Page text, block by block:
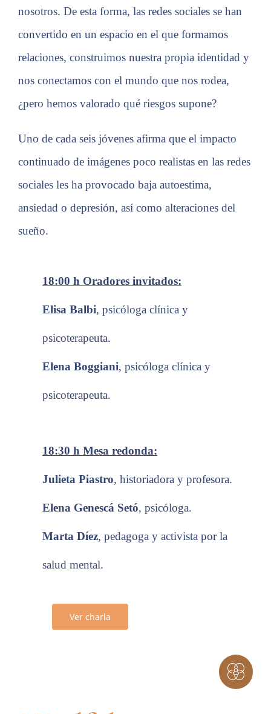
nosotros. De esta forma, las redes sociales se han
convertido en un espacio en el que formamos
relaciones, construimos nuestra propia identidad y
nos conectamos con el mundo que nos rodea,
¿pero hemos valorado qué riesgos supone?
Uno de cada seis jóvenes afirma que el impacto
continuado de imágenes poco realistas en las redes
sociales les ha provocado baja autoestima,
ansiedad o depresión, así como alteraciones del
sueño.
18:00 h Oradores invitados:
Elisa Balbi, psicóloga clínica y
psicoterapeuta.
Elena Boggiani, psicóloga clínica y
psicoterapeuta.
18:30 h Mesa redonda:
Julieta Piastro, historiadora y profesora.
Elena Genescá Setó, psicóloga.
Marta Díez, pedagoga y activista por la
salud mental.
Ver charla